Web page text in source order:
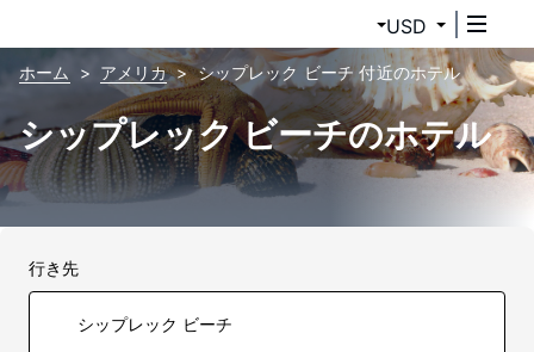
USD
ホーム アメリカ シップレック ビーチ 付近のホテル
シップレック ビーチのホテル
行き先